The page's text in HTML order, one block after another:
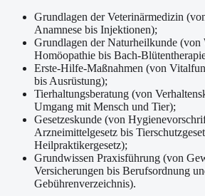
Grundlagen der Veterinärmedizin
Anamnese bis Injektionen);
Grundlagen der Naturheilkunde (von
Homöopathie bis Bach-
Erste-Hilfe-Maßnahmen (von
bis Ausrüstung);
Tierhaltungsberatung (von
Umgang mit Mensch und Tier);
Gesetzeskunde (von
Arzneimittelgesetz bis
Heilpraktikergesetz);
Grundwissen Praxisführung (von
Versicherungen bis Berufsordnung
Gebührenverzeichnis).